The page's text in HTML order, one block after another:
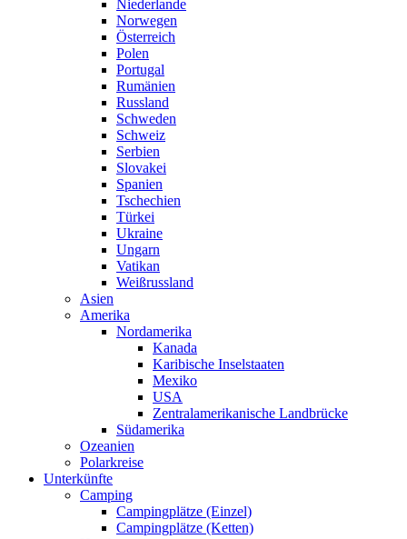
Niederlande
Norwegen
Österreich
Polen
Portugal
Rumänien
Russland
Schweden
Schweiz
Serbien
Slovakei
Spanien
Tschechien
Türkei
Ukraine
Ungarn
Vatikan
Weißrussland
Asien
Amerika
Nordamerika
Kanada
Karibische Inselstaaten
Mexiko
USA
Zentralamerikanische Landbrücke
Südamerika
Ozeanien
Polarkreise
Unterkünfte
Camping
Campingplätze (Einzel)
Campingplätze (Ketten)